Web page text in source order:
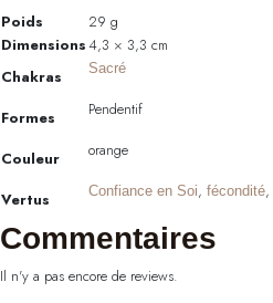
Poids
29 g
Dimensions4,3 × 3,3 cm
Chakras
Sacré
Formes Pendentif
Couleur orange
Vertus Confiance en Soi, fécondité,
Commentaires
Il n'y a pas encore de reviews.